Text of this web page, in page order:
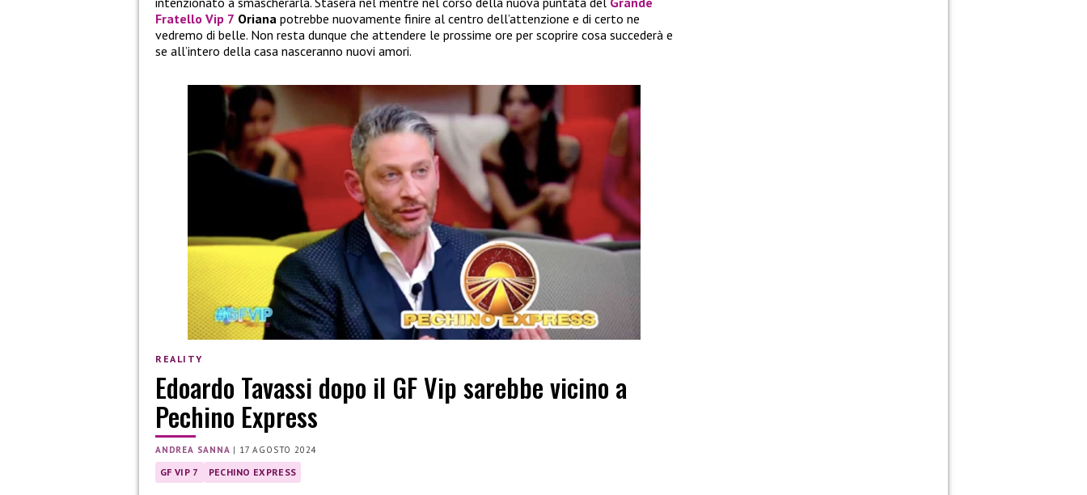
Fratello Vip 7 Oriana potrebbe nuovamente finire al centro dell’attenzione e di certo ne
vedremo di belle. Non resta dunque che attendere le prossime ore per scoprire cosa succederà e
se all’intero della casa nasceranno nuovi amori.
REALITY
Edoardo Tavassi dopo il GF Vip sarebbe vicino a
Pechino Express
ANDREA SANNA | 17 AGOSTO 2024
GF VIP 7 PECHINO EXPRESS